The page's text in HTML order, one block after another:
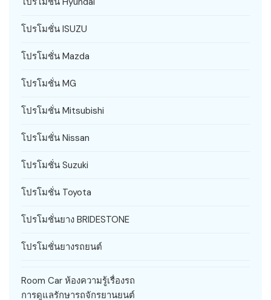
โปรโมชั่น ISUZU
โปรโมชั่น Mazda
โปรโมชั่น MG
โปรโมชั่น Mitsubishi
โปรโมชั่น Nissan
โปรโมชั่น Suzuki
โปรโมชั่น Toyota
โปรโมชั่นยาง BRIDESTONE
โปรโมชั่นยางรถยนต์
Room Car ห้องความรู้เรื่องรถ
การดูแลรักษารถจักรยานยนต์